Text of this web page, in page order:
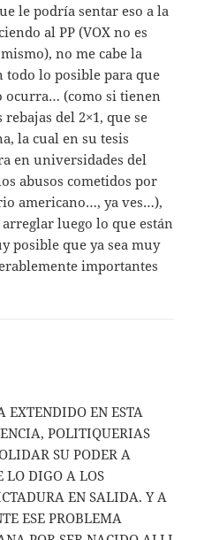
le podría sentar eso a la
al PP (VOX no es
no me cabe la
todo lo posible para que
ocurra… (como si tienen
del 2×1, que se
la cual en su tesis
en universidades del
abusos cometidos por
americano…, ya ves…),
luego lo que están
posible que ya sea muy
importantes
EXTENDIDO EN ESTA
POLITIQUERIAS
SU PODER A
LO DIGO A LOS
EN SALIDA. Y A
ESE PROBLEMA